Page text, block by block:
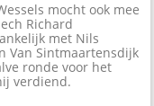
mocht ook mee
Richard
met Nils
Van Sintmaartensdijk
ronde voor het
verdiend.